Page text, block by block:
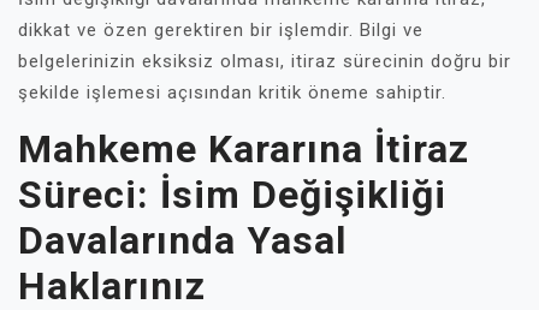
dikkat ve özen gerektiren bir işlemdir. Bilgi ve
belgelerinizin eksiksiz olması, itiraz sürecinin doğru bir
şekilde işlemesi açısından kritik öneme sahiptir.
Mahkeme Kararına İtiraz
Süreci: İsim Değişikliği
Davalarında Yasal
Haklarınız